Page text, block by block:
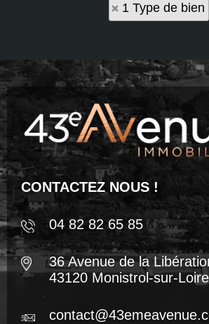
1 Type de bien
CONTACTEZ NOUS !
04 82 82 65 85
36 Avenue de la
43120 Monistrol-sur-Loire